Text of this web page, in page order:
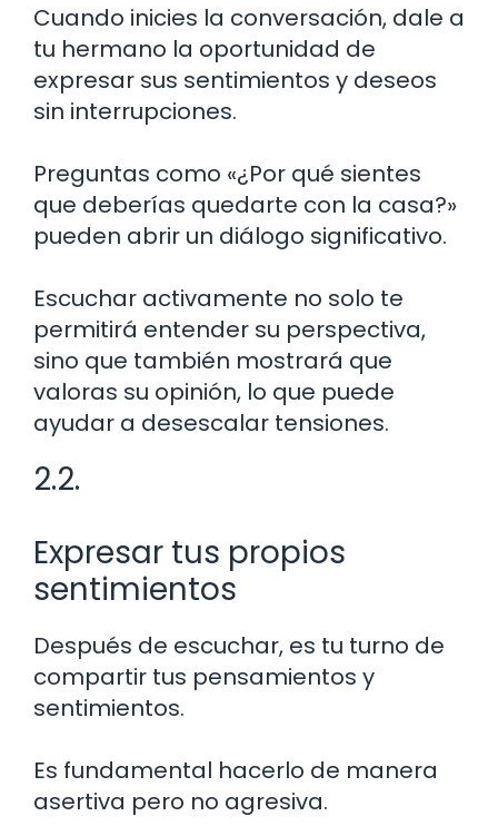
Cuando inicies la conversación, dale a
tu hermano la oportunidad de
expresar sus sentimientos y deseos
sin interrupciones.
Preguntas como «¿Por qué sientes
que deberías quedarte con la casa?»
pueden abrir un diálogo significativo.
Escuchar activamente no solo te
permitirá entender su perspectiva,
sino que también mostrará que
valoras su opinión, lo que puede
ayudar a desescalar tensiones.
2.2.
Expresar tus propios
sentimientos
Después de escuchar, es tu turno de
compartir tus pensamientos y
sentimientos.
Es fundamental hacerlo de manera
asertiva pero no agresiva.